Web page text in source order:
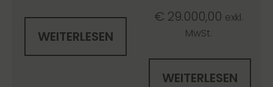
WEITERLESEN
€ 29.000,00 exkl.
MwSt.
WEITERLESEN